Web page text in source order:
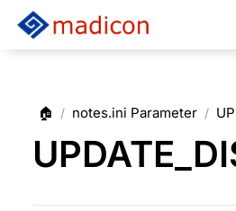
🏠 / notes.ini Parameter /